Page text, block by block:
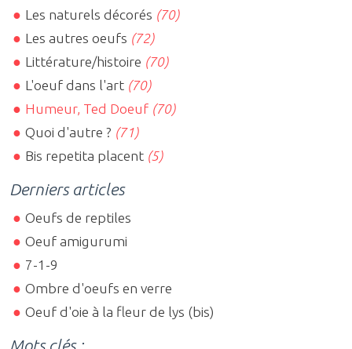
Les naturels décorés (70)
Les autres oeufs (72)
Littérature/histoire (70)
L'oeuf dans l'art (70)
Humeur, Ted Doeuf (70)
Quoi d'autre ? (71)
Bis repetita placent (5)
Derniers articles
Oeufs de reptiles
Oeuf amigurumi
7-1-9
Ombre d'oeufs en verre
Oeuf d'oie à la fleur de lys (bis)